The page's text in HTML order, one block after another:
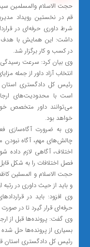
حجت الاسلام والمسلمین
قم در نخستین رویداد
شرط داوری حرفه‌ای در
داشت: این همایش با هدف
در کسب و کار برگزار شد.
وی بیان کرد: سرعت
انتخاب آزاد داور از جمله
رئیس کل دادگستری استان
است با محدودیت‌های
می‌توانند داور متخصص
خواهد بود.
وی به ضرورت آگاه‌سازی
چالش‌های مهم، آگاه نبودن
اختلاف، آگاهی لازم داده
فصل اختلافات را به شکل
حجت الاسلام و المسلین
و باید از حیث داوری در رتبه
وی افزود: باید در
حرفه‌ای قرار گیرد تا در
وی گفت: پرونده‌ها قبل از
بسیاری از پرونده‌ها حل
رئیس کل دادگستری استان